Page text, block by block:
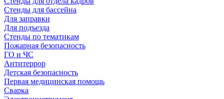
Стенды для бассейна
Для заправки
Для подъезда
Стенды по тематикам
Пожарная безопасность
ГО и ЧС
Антитеррор
Детская безопасность
Первая медицинская помощь
Сварка